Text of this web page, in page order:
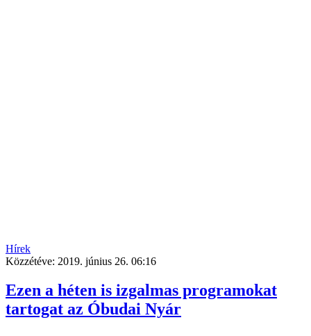
Hírek
Közzétéve: 2019. június 26. 06:16
Ezen a héten is izgalmas programokat
tartogat az Óbudai Nyár